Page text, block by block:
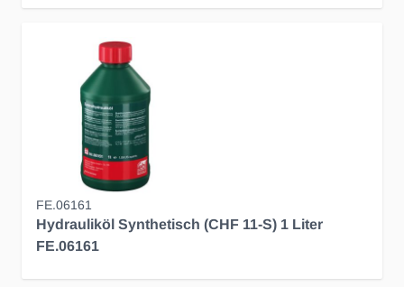
FE.06161
Hydrauliköl Synthetisch (CHF 11-S) 1 Liter
FE.06161